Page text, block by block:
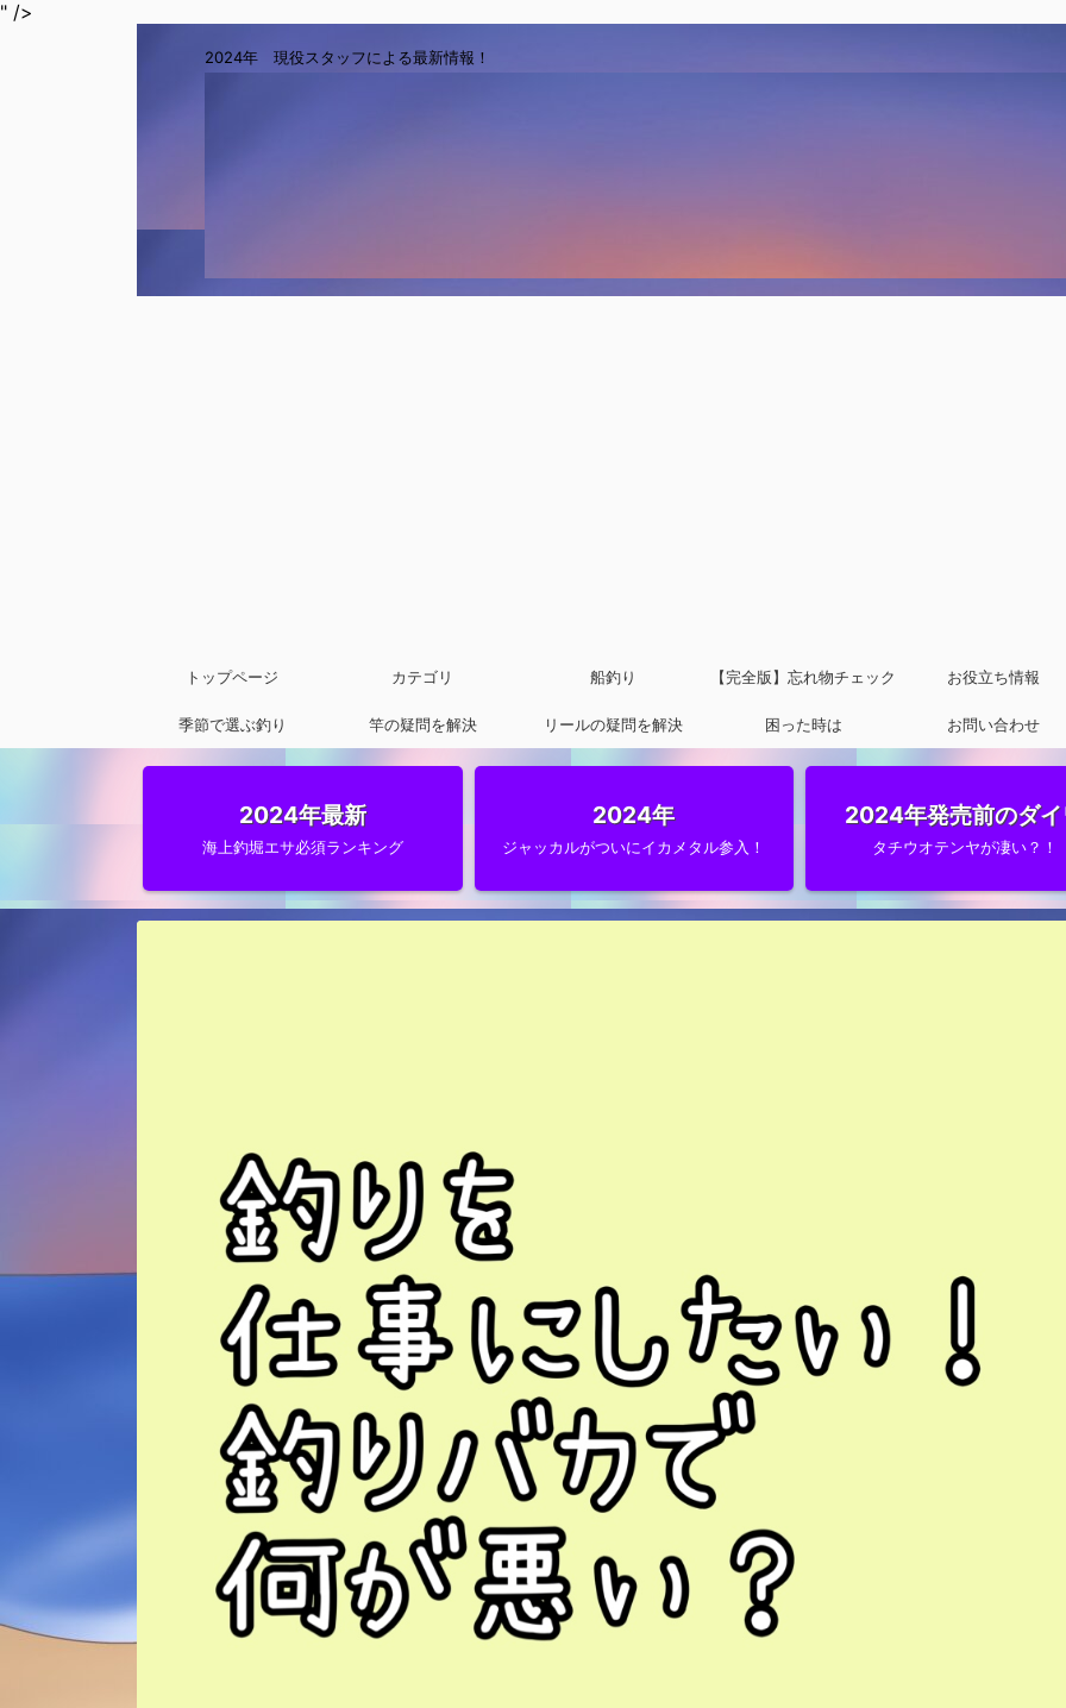
" />
2024年 現役スタッフによる最新情報！
トップページ カテゴリ 船釣り 【完全版】忘れ物チェック
リスト
お役立ち情報
季節で選ぶ釣り 竿の疑問を解決 リールの疑問を解決 困った時は お問い合わせ
2024年最新
海上釣堀エサ必須ランキング
2024年
ジャッカルがついにイカメタル参入！
2024年発売前のダ
タチウオテンヤが凄い？！